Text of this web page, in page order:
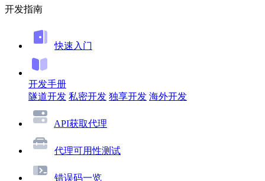
开发指南
快速入门
开发手册
隧道开发 私密开发 独享开发 海外开发
API获取代理
代理可用性测试
错误码一览